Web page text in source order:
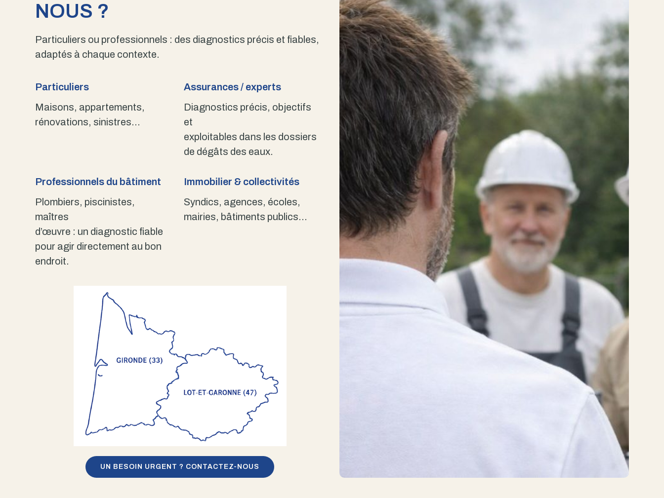
NOUS ?
Particuliers ou professionnels : des diagnostics précis et fiables,
adaptés à chaque contexte.
Particuliers
Maisons, appartements,
rénovations, sinistres…
Assurances / experts
Diagnostics précis, objectifs
et
exploitables dans les dossiers
de dégâts des eaux.
Professionnels du bâtiment
Plombiers, piscinistes,
maîtres
d’œuvre : un diagnostic fiable
pour agir directement au bon
endroit.
Immobilier & collectivités
Syndics, agences, écoles,
mairies, bâtiments publics…
UN BESOIN URGENT ? CONTACTEZ-NOUS